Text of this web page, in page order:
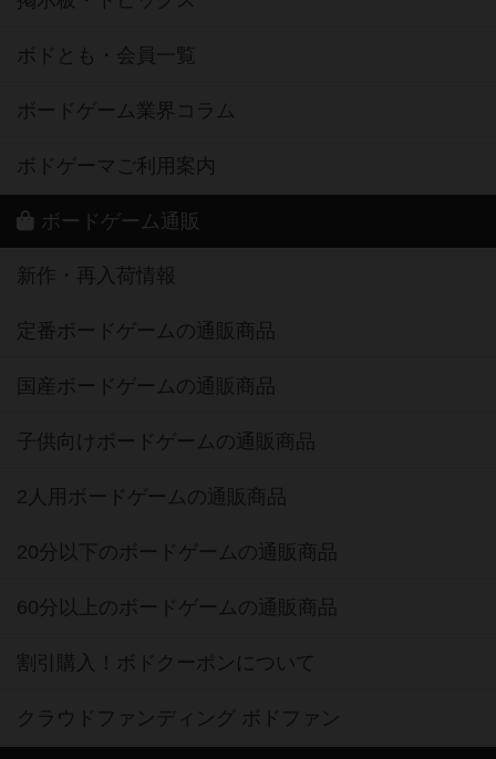
ボドとも・会員一覧
ボードゲーム業界コラム
ボドゲーマご利用案内
ボードゲーム通販
新作・再入荷情報
定番ボードゲームの通販商品
国産ボードゲームの通販商品
子供向けボードゲームの通販商品
2人用ボードゲームの通販商品
20分以下のボードゲームの通販商品
60分以上のボードゲームの通販商品
割引購入！ボドクーポンについて
クラウドファンディング ボドファン